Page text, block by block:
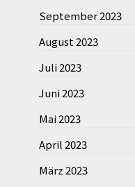
September 2023
August 2023
Juli 2023
Juni 2023
Mai 2023
April 2023
März 2023